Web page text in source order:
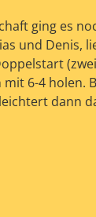
ging es
und Denis,
(zwei
6-4 holen.
dann